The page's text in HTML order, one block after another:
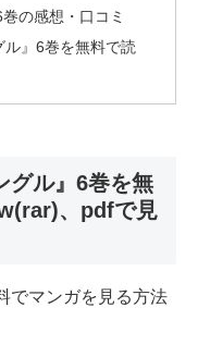
の感想・口コミ
ル』6巻を無料で読
グル』6巻を無
、pdfで見
でマンガを見る方法